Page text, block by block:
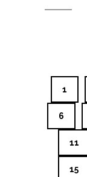
1
6
11
15